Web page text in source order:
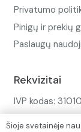
Privatumo
Pinigų ir prekių
Paslaugų
Rekvizitai
IVP kodas:
Šioje svetainėje